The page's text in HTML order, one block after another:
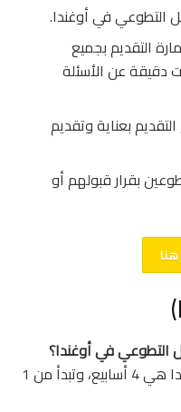
التطوعي في أوغندا.
التقديم بجميع
دقيقة عن الأسئلة
بعناية وتقديم
بقرار قبولهم أو
مدة برنامج العمل التطوعي في أوغندا هي 4 أسابيع، وتبدأ من 1